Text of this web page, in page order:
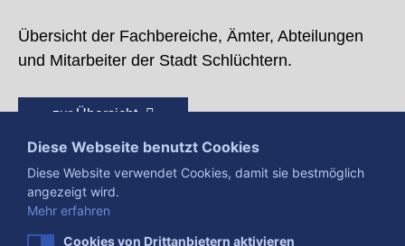
Übersicht der Fachbereiche, Ämter, Abteilungen
und Mitarbeiter der Stadt Schlüchtern.
zur Übersicht
Diese Webseite benutzt Cookies
Diese Website verwendet Cookies, damit sie bestmöglich
angezeigt wird.
Mehr erfahren
Cookies von Drittanbietern aktivieren